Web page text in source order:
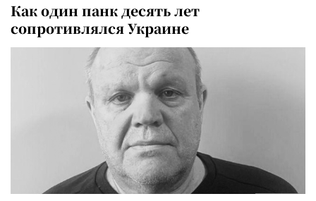
Как один панк десять лет
сопротивлялся Украине